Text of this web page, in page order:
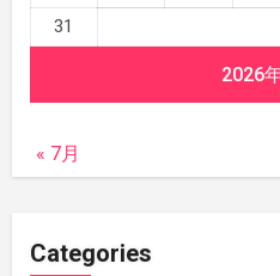
2026
31
« 7月
Categories